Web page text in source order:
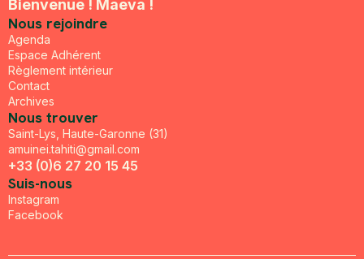
Bienvenue ! Maeva !
Nous rejoindre
Agenda
Espace Adhérent
Règlement intérieur
Contact
Archives
Nous trouver
Saint-Lys, Haute-Garonne (31)
amuinei.tahiti@gmail.com
+33 (0)6 27 20 15 45
Suis-nous
Instagram
Facebook